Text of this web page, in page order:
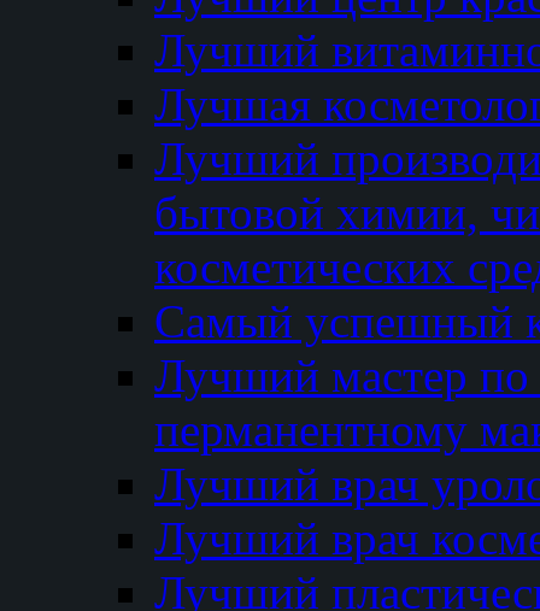
Лучший
Лучшая
Лучший
бытовой химии,
косметических
Самый успешный
Лучший мастер по
перманентному
Лучший врач
Лучший врач
Лучший